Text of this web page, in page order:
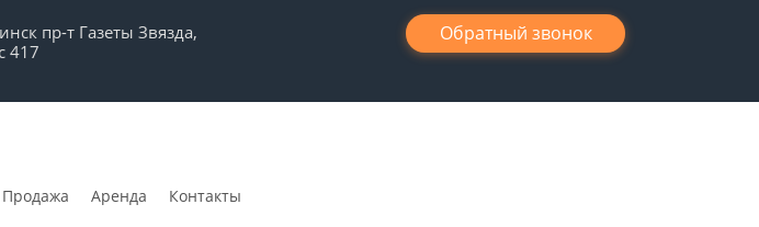
пр-т Газеты Звязда,
417
Обратный звонок
Продажа Аренда Контакты